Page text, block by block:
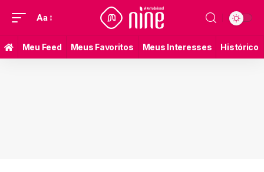
Aa
Meu Feed Meus Favoritos Meus Interesses Histórico